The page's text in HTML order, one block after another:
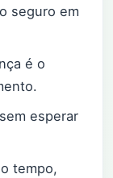
seguro em
é o
esperar
tempo,